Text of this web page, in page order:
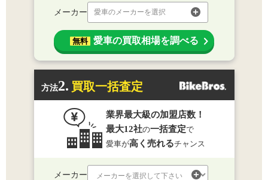
メーカー 愛車のメーカーを選択
無料 愛車の買取相場を調べる
方法2. 買取一括査定
業界最大級の加盟店数！
最大12社の一括査定で
愛車が高く売れるチャンス
メーカー